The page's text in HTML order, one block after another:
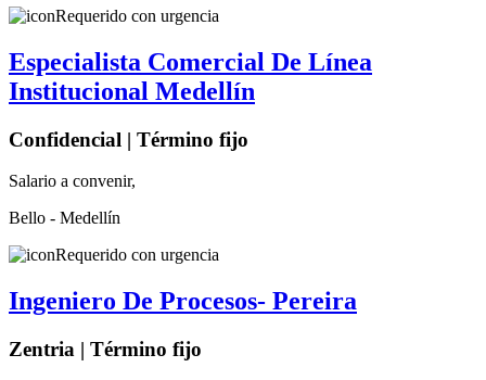
Requerido con urgencia
Especialista Comercial De Línea
Institucional Medellín
Confidencial | Término fijo
Salario a convenir,
Bello - Medellín
Requerido con urgencia
Ingeniero De Procesos- Pereira
Zentria | Término fijo